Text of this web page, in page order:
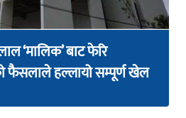
‘मालिक’ बाट फेरि
फैसलाले हल्लायो सम्पूर्ण खेल